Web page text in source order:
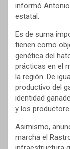
informó
estatal.
Es de suma
tienen como
genética del
prácticas en el
la región. De
productivo del
identidad
y los
Asimismo,
marcha el